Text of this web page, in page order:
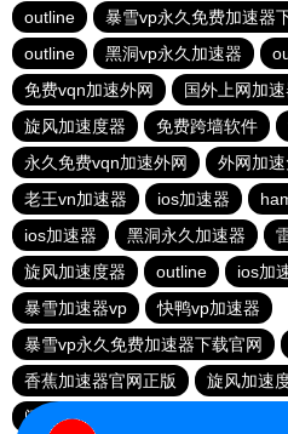
outline
暴雪vp永久免费加速器
outline
黑洞vp永久加速器
免费vqn加速外网
国外上网加速
旋风加速度器
免费跨墙软件
永久免费vqn加速外网
外网加
老王vn加速器
ios加速器
ios加速器
黑洞永久加速器
旋风加速度器
outline ios加
暴雪加速器vp
快鸭vp加速器
暴雪vp永久免费加速器下载官网
香蕉加速器官网正版
旋风加速
闪电猫加速器